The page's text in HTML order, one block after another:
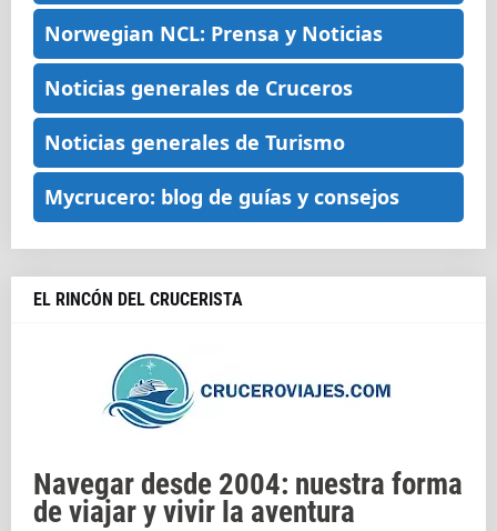
Norwegian NCL: Prensa y Noticias
Noticias generales de Cruceros
Noticias generales de Turismo
Mycrucero: blog de guías y consejos
EL RINCÓN DEL CRUCERISTA
Navegar desde 2004: nuestra forma
de viajar y vivir la aventura